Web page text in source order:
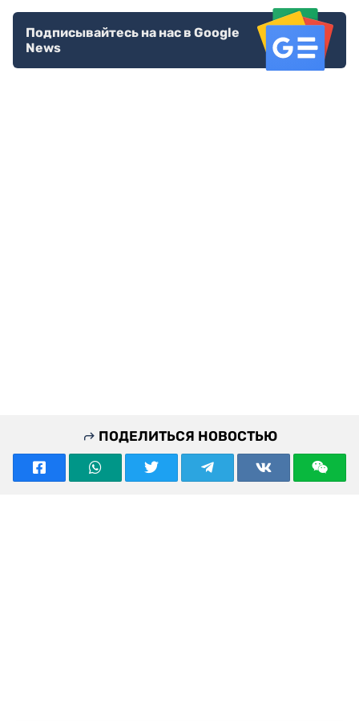
Подписывайтесь на нас в Google
News
ПОДЕЛИТЬСЯ НОВОСТЬЮ